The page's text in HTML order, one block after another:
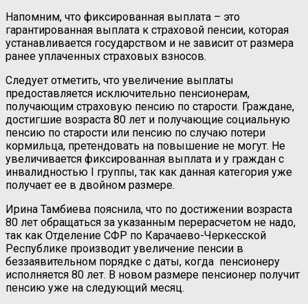
Напомним, что фиксированная выплата – это
гарантированная выплата к страховой пенсии, которая
устанавливается государством и не зависит от размера
ранее уплаченных страховых взносов.
Следует отметить, что увеличение выплаты
предоставляется исключительно пенсионерам,
получающим страховую пенсию по старости. Граждане,
достигшие возраста 80 лет и получающие социальную
пенсию по старости или пенсию по случаю потери
кормильца, претендовать на повышение не могут. Не
увеличивается фиксированная выплата и у граждан с
инвалидностью I группы, так как данная категория уже
получает ее в двойном размере.
Ирина Тамбиева пояснила, что по достижении возраста
80 лет обращаться за указанным перерасчетом не надо,
так как Отделение СФР по Карачаево-Черкесской
Республике производит увеличение пенсии в
беззаявительном порядке с даты, когда пенсионеру
исполняется 80 лет. В новом размере пенсионер получит
пенсию уже на следующий месяц.